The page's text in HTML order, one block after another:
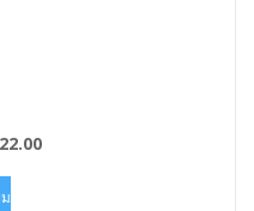
Current